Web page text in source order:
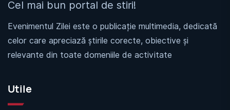
Cel mai bun portal de stiri!
Evenimentul Zilei este o publicație multimedia, dedicată
celor care apreciază știrile corecte, obiective și
relevante din toate domeniile de activitate
Utile